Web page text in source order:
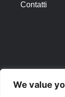
We value
Contatti